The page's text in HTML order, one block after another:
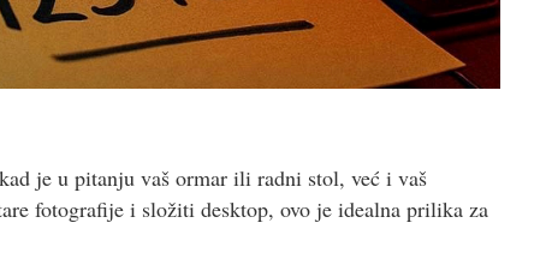
je u pitanju vaš ormar ili radni stol, već i vaš
fotografije i složiti desktop, ovo je idealna prilika za